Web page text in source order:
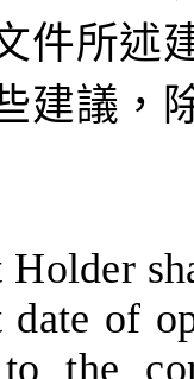
件所述
建議，
Holder
date of
the